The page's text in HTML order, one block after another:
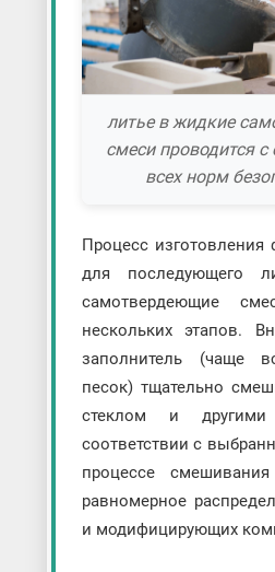
литье в жидкие
смеси проводится
всех норм
Процесс
для последующего
самотвердеющие
нескольких этапов.
заполнитель (чаще
песок) тщательно
стеклом и
соответствии с
процессе смешивания
равномерное
и модифицирующих